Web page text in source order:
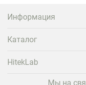
проектора.
Информация
Каталог
HitekLab
Мы на